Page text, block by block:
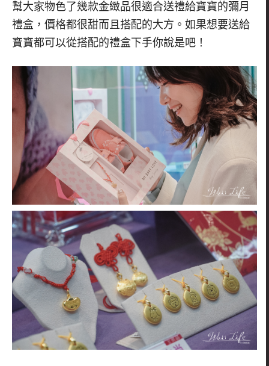
幫大家物色了幾款金緻品很適合送禮給寶寶的彌月
禮盒，價格都很甜而且搭配的大方。如果想要送給
寶寶都可以從搭配的禮盒下手你說是吧！